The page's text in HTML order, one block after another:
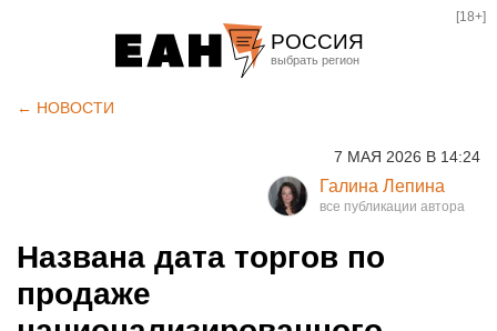
РОССИЯ
Курган
Оренбург
[18+]
← НОВОСТИ
7 МАЯ 2026 В 14:24
Галина Лепина
Названа дата торгов по
продаже